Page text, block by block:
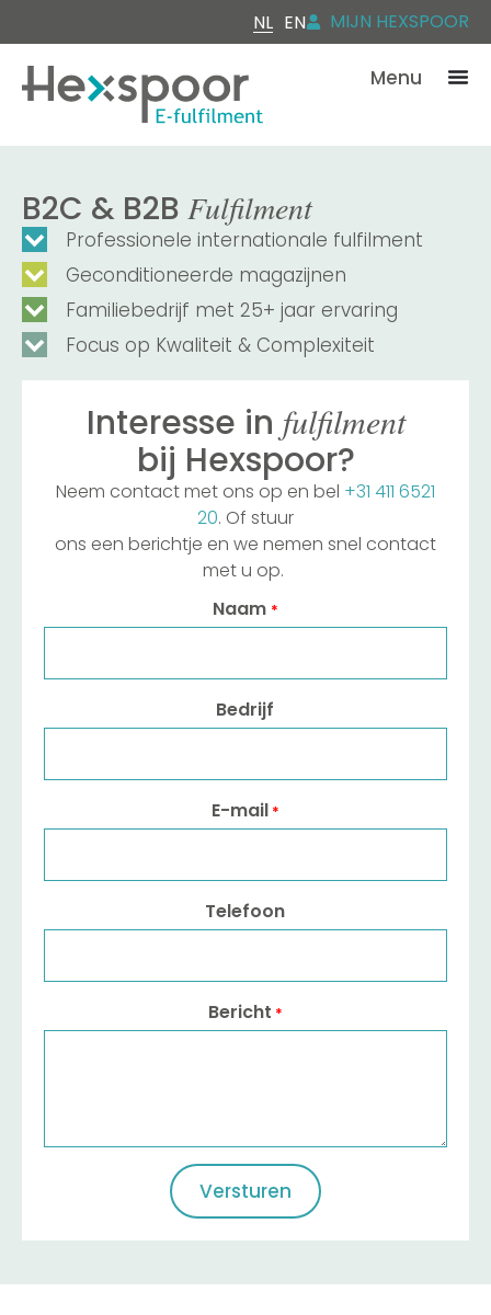
NL EN MIJN HEXSPOOR
Menu
B2C & B2B Fulfilment
Professionele internationale fulfilment
Geconditioneerde magazijnen
Familiebedrijf met 25+ jaar ervaring
Focus op Kwaliteit & Complexiteit
Interesse in fulfilment
bij Hexspoor?
Neem contact met ons op en bel +31 411 6521
20. Of stuur
ons een berichtje en we nemen snel contact
met u op.
Naam *
Bedrijf
E-mail *
Telefoon
Bericht *